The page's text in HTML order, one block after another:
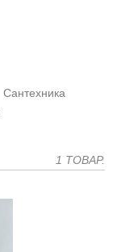
Сантехника
1 ТОВАР.